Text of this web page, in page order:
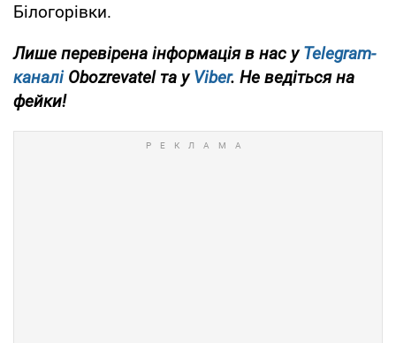
Білогорівки.
Лише перевірена інформація в нас уTelegram-
каналіObozrevatel та уViber. Не ведіться на
фейки!